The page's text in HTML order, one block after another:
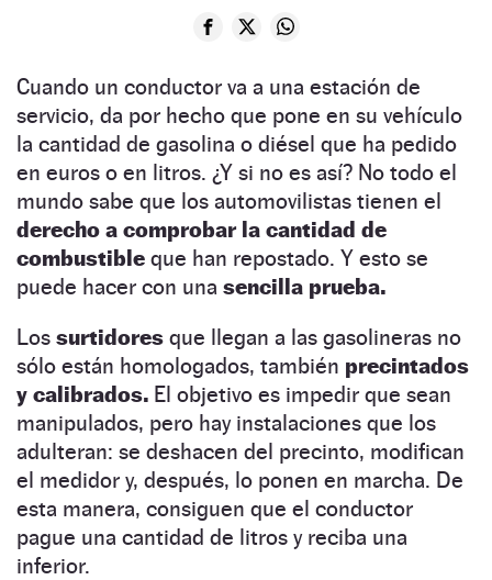
Cuando un conductor va a una estación de
servicio, da por hecho que pone en su vehículo
la cantidad de gasolina o diésel que ha pedido
en euros o en litros. ¿Y si no es así? No todo el
mundo sabe que los automovilistas tienen el
derecho a comprobar la cantidad de
combustible que han repostado. Y esto se
puede hacer con una sencilla prueba.
Los surtidores que llegan a las gasolineras no
sólo están homologados, también precintados
y calibrados. El objetivo es impedir que sean
manipulados, pero hay instalaciones que los
adulteran: se deshacen del precinto, modifican
el medidor y, después, lo ponen en marcha. De
esta manera, consiguen que el conductor
pague una cantidad de litros y reciba una
inferior.